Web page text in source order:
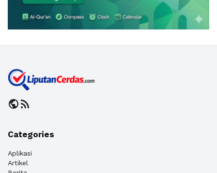
publicrss_feed
Categories
Aplikasi
Artikel